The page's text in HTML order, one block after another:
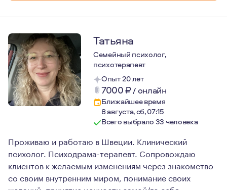
Татьяна
Семейный психолог,
психотерапевт
Опыт 20 лет
7000₽/ онлайн
Ближайшее время
8 августа, сб, 07:15
Всего выбрало 33 человека
Проживаю и работаю в Швеции. Клинический
психолог. Психодрама-терапевт. Сопровождаю
клиентов к желаемым изменениям через знакомство
со своим внутренним миром, понимание своих